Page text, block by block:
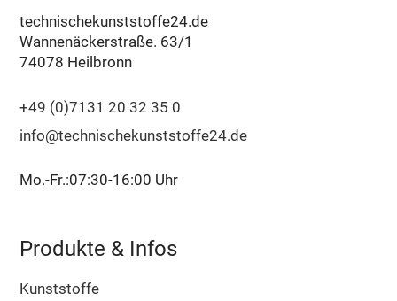
technischekunststoffe24.de
Wannenäckerstraße. 63/1
74078 Heilbronn
+49 (0)7131 20 32 35 0
info@technischekunststoffe24.de
Mo.-Fr.:07:30-16:00 Uhr
Produkte & Infos
Kunststoffe